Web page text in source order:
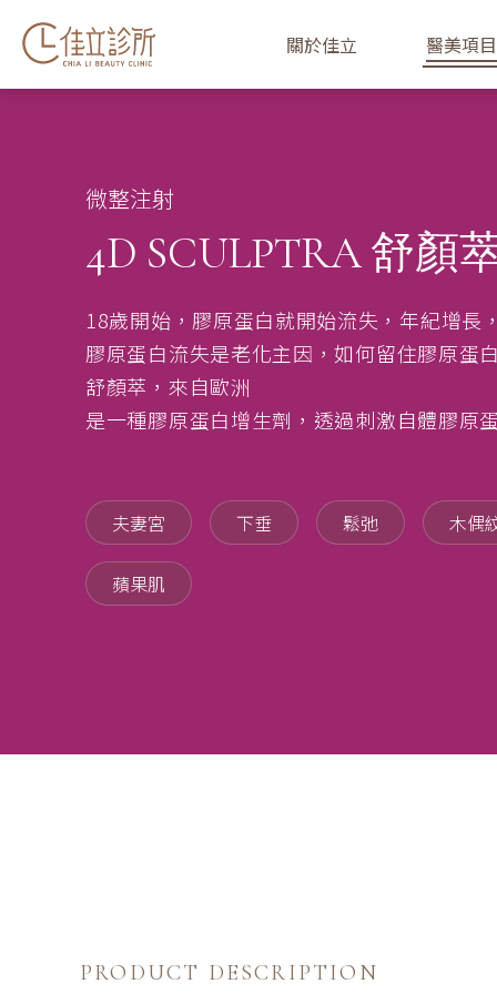
關於佳立 醫美項目
微整注射
4D SCULPTRA 舒顏
18歲開始，膠原蛋白就開始流失，年紀增
膠原蛋白流失是老化主因，如何留住膠原蛋
舒顏萃，來自歐洲
是一種膠原蛋白增生劑，透過刺激自體膠原
夫妻宮 下垂 鬆弛 木偶
蘋果肌
PRODUCT DESCRIPTION